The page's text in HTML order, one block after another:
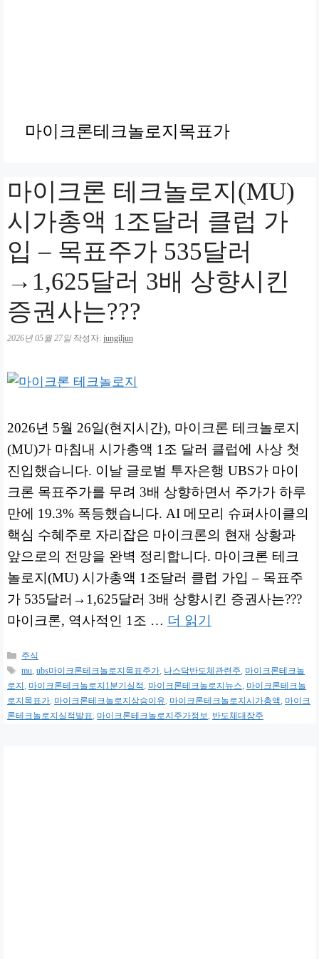
마이크론테크놀로지목표가
마이크론 테크놀로지(MU)
시가총액 1조달러 클럽 가
입 – 목표주가 535달러
→1,625달러 3배 상향시킨
증권사는???
2026년 05월 27일 작성자: jungiljun
2026년 5월 26일(현지시간), 마이크론 테크놀로지
(MU)가 마침내 시가총액 1조 달러 클럽에 사상 첫
진입했습니다. 이날 글로벌 투자은행 UBS가 마이
크론 목표주가를 무려 3배 상향하면서 주가가 하루
만에 19.3% 폭등했습니다. AI 메모리 슈퍼사이클의
핵심 수혜주로 자리잡은 마이크론의 현재 상황과
앞으로의 전망을 완벽 정리합니다. 마이크론 테크
놀로지(MU) 시가총액 1조달러 클럽 가입 – 목표주
가 535달러→1,625달러 3배 상향시킨 증권사는???
마이크론, 역사적인 1조 … 더 읽기
카
고
리
주식
태
그
mu,ubs마이크론테크놀로지목표주가, 나스닥반도체관련주, 마이크론테크놀
로지 , 마이크론테크놀로지1분기실적, 마이크론테크놀로지뉴스, 마이크론테크놀
로지목표가, 마이크론테크놀로지상승이유, 마이크론테크놀로지시가총액, 마이크
론테크놀로지실적발표, 마이크론테크놀로지주가정보, 반도체대장주